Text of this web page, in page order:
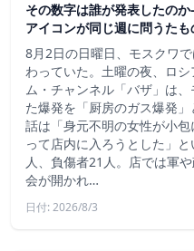
その数字は誰が発表したの
アイコンが同じ週に問うたも
8月2日の日曜日、モスクワ
わっていた。土曜の夜、ロ
ム・チャンネル「バザ」は
た爆発を「厨房のガス爆発」
話は「身元不明の女性が小
って店内に入ろうとした」
人、負傷者21人。店では軍
会が開かれ…
日付: 2026/8/3